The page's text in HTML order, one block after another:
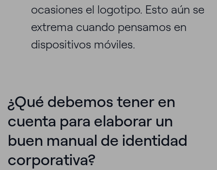
ocasiones el logotipo. Esto aún se
extrema cuando pensamos en
dispositivos móviles.
¿Qué debemos tener en
cuenta para elaborar un
buen manual de identidad
corporativa?